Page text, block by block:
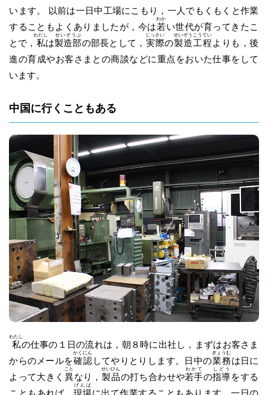
います。 以前は一日中工場にこもり，一人でもくもくと作業
することもよくありましたが，今は若
わか
い世代が育ってきたこ
とで， 私
わたし
は製造部
せいぞうぶ
の部長として， 実際
じっさい
の製造
せいぞう
工程
こうてい
よりも，後
進の育成やお客さまとの商談などに重点をおいた仕事をして
います。
中国に行くこともある
私
わたし
の仕事の１日の流れは，朝８時に出社し，まずはお客さま
からのメールを確認
かくにん
してやりとりします。日中の業務
ぎょうむ
は日に
よって大きく 異
こと
なり， 製品
せいひん
の打ち合わせや若手
わかて
の指導
しどう
をする
こともあれば，現場
げんば
に出て作業することもあります。一日の